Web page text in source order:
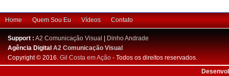
Home Quem Sou Eu Vídeos Contato
Support : A2 Comunicação Visual
Dinho Andrade
Agência DigitalA2 Comunicação Visual
Copyright © 2016. Gil Costa em Ação - Todos os direitos reservados.